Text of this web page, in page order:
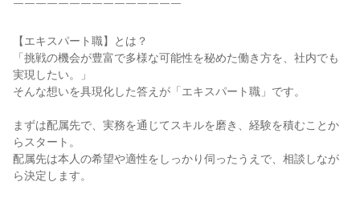
￣￣￣￣￣￣￣￣￣￣￣￣￣￣￣
【エキスパート職】とは？
「挑戦の機会が豊富で多様な可能性を秘めた働き方を、社内でも
実現したい。」
そんな想いを具現化した答えが「エキスパート職」です。
まずは配属先で、実務を通じてスキルを磨き、経験を積むことか
らスタート。
配属先は本人の希望や適性をしっかり伺ったうえで、相談しなが
ら決定します。